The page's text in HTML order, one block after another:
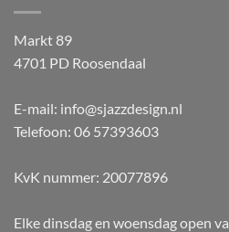
Markt 89
4701 PD Roosendaal
E-mail: info@sjazzdesign.nl
Telefoon: 06 57393603
KvK nummer: 20077896
Elke dinsdag en woensdag open